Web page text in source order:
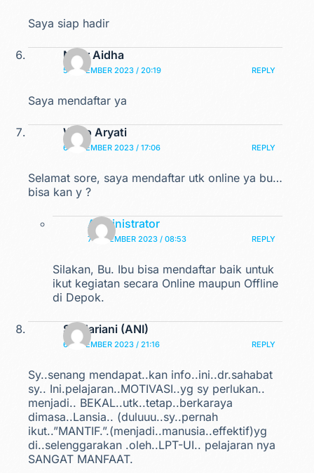
Saya siap hadir
Noor Aidha
5 DESEMBER 2023 / 20:19 REPLY
Saya mendaftar ya
Woro Aryati
6 DESEMBER 2023 / 17:06 REPLY
Selamat sore, saya mendaftar utk online ya bu…
bisa kan y ?
Administrator
7 DESEMBER 2023 / 08:53 REPLY
Silakan, Bu. Ibu bisa mendaftar baik untuk
ikut kegiatan secara Online maupun Offline
di Depok.
Sri Hariani (ANI)
6 DESEMBER 2023 / 21:16 REPLY
Sy..senang mendapat..kan info..ini..dr.sahabat
sy.. Ini.pelajaran..MOTIVASI..yg sy perlukan..
menjadi.. BEKAL..utk..tetap..berkaraya
dimasa..Lansia.. (duluuu..sy..pernah
ikut..”MANTIF.”.(menjadi..manusia..effektif)yg
di..selenggarakan .oleh..LPT-UI.. pelajaran nya
SANGAT MANFAAT.